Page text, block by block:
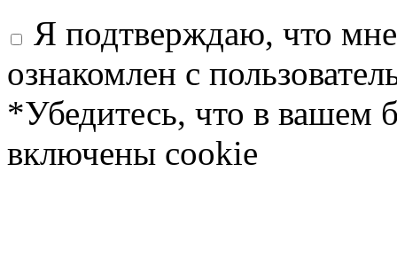
Я подтверждаю, что
ознакомлен с
*Убедитесь, что в вашем
включены cookie